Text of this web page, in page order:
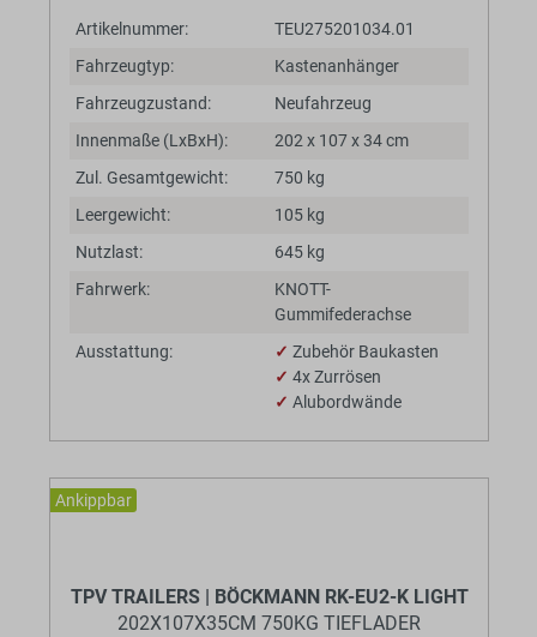
Artikelnummer:
TEU275201034.01
Fahrzeugtyp:
Kastenanhänger
Fahrzeugzustand:
Neufahrzeug
Innenmaße (LxBxH):
202 x 107 x 34 cm
Zul. Gesamtgewicht:
750 kg
Leergewicht:
105 kg
Nutzlast:
645 kg
Fahrwerk:
KNOTT-
Gummifederachse
Ausstattung:
✓ Zubehör Baukasten
✓ 4x Zurrösen
✓ Alubordwände
Ankippbar
TPV TRAILERS | BÖCKMANN RK-EU2-K LIGHT
202X107X35CM 750KG TIEFLADER